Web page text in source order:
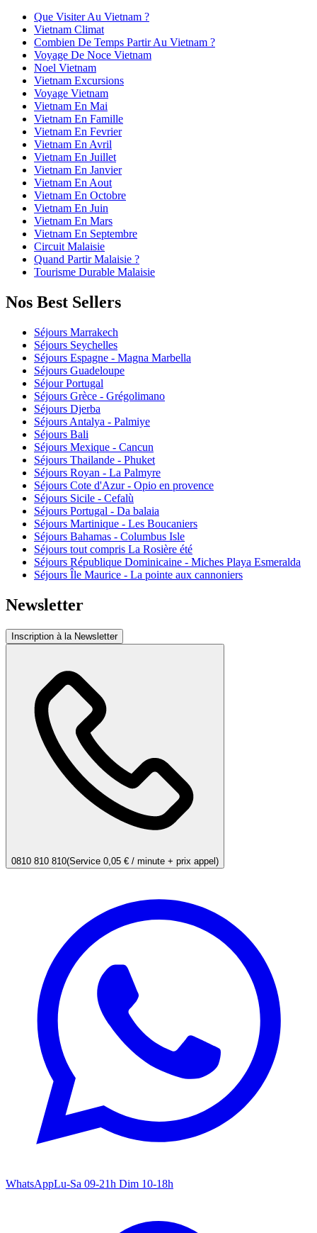
Que Visiter Au Vietnam ?
Vietnam Climat
Combien De Temps Partir Au Vietnam ?
Voyage De Noce Vietnam
Noel Vietnam
Vietnam Excursions
Voyage Vietnam
Vietnam En Mai
Vietnam En Famille
Vietnam En Fevrier
Vietnam En Avril
Vietnam En Juillet
Vietnam En Janvier
Vietnam En Aout
Vietnam En Octobre
Vietnam En Juin
Vietnam En Mars
Vietnam En Septembre
Circuit Malaisie
Quand Partir Malaisie ?
Tourisme Durable Malaisie
Nos Best Sellers
Séjours Marrakech
Séjours Seychelles
Séjours Espagne - Magna Marbella
Séjours Guadeloupe
Séjour Portugal
Séjours Grèce - Grégolimano
Séjours Djerba
Séjours Antalya - Palmiye
Séjours Bali
Séjours Mexique - Cancun
Séjours Thailande - Phuket
Séjours Royan - La Palmyre
Séjours Cote d'Azur - Opio en provence
Séjours Sicile - Cefalù
Séjours Portugal - Da balaia
Séjours Martinique - Les Boucaniers
Séjours Bahamas - Columbus Isle
Séjours tout compris La Rosière été
Séjours République Dominicaine - Miches Playa Esmeralda
Séjours Île Maurice - La pointe aux cannoniers
Newsletter
Inscription à la Newsletter
0810 810 810(Service 0,05 € / minute + prix appel)
WhatsAppLu-Sa 09-21h Dim 10-18h